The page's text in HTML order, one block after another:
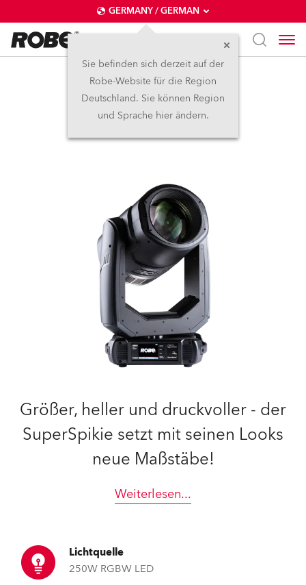
GERMANY / GERMAN
Sie befinden sich derzeit auf der
Robe-Website für die Region
Deutschland. Sie können Region
und Sprache hier ändern.
SuperSpikie™
Abgekündigt
Größer, heller und druckvoller - der
SuperSpikie setzt mit seinen Looks
neue Maßstäbe!
Weiterlesen...
Lichtquelle
250W RGBW LED